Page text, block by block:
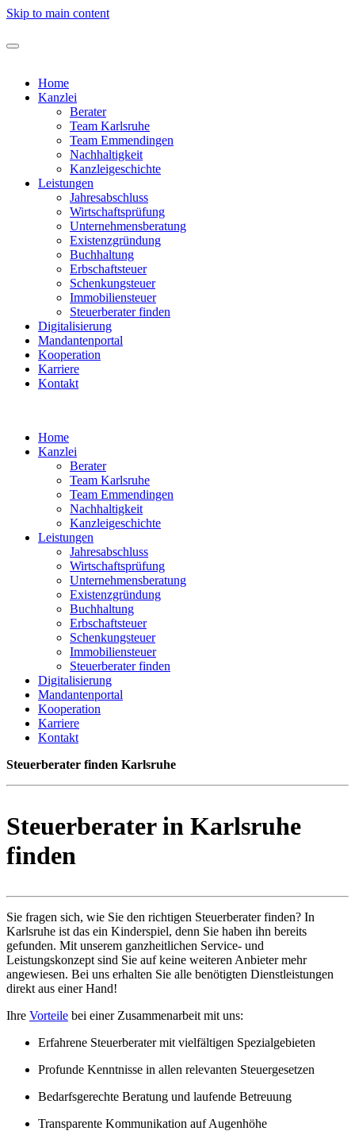
Skip to main content
Home
Kanzlei
Berater
Team Karlsruhe
Team Emmendingen
Nachhaltigkeit
Kanzleigeschichte
Leistungen
Jahresabschluss
Wirtschaftsprüfung
Unternehmensberatung
Existenzgründung
Buchhaltung
Erbschaftsteuer
Schenkungsteuer
Immobiliensteuer
Steuerberater finden
Digitalisierung
Mandantenportal
Kooperation
Karriere
Kontakt
Home
Kanzlei
Berater
Team Karlsruhe
Team Emmendingen
Nachhaltigkeit
Kanzleigeschichte
Leistungen
Jahresabschluss
Wirtschaftsprüfung
Unternehmensberatung
Existenzgründung
Buchhaltung
Erbschaftsteuer
Schenkungsteuer
Immobiliensteuer
Steuerberater finden
Digitalisierung
Mandantenportal
Kooperation
Karriere
Kontakt
Steuerberater finden Karlsruhe
Steuerberater in Karlsruhe
finden
Sie fragen sich, wie Sie den richtigen Steuerberater finden? In
Karlsruhe ist das ein Kinderspiel, denn Sie haben ihn bereits
gefunden. Mit unserem ganzheitlichen Service- und
Leistungskonzept sind Sie auf keine weiteren Anbieter mehr
angewiesen. Bei uns erhalten Sie alle benötigten Dienstleistungen
direkt aus einer Hand!
Ihre Vorteile bei einer Zusammenarbeit mit uns:
Erfahrene Steuerberater mit vielfältigen Spezialgebieten
Profunde Kenntnisse in allen relevanten Steuergesetzen
Bedarfsgerechte Beratung und laufende Betreuung
Transparente Kommunikation auf Augenhöhe